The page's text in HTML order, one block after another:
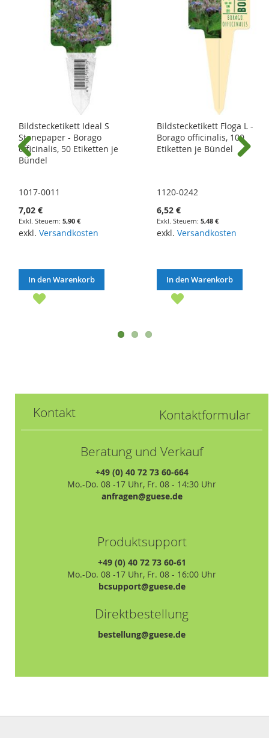
Bildstecketikett Ideal S
Stonepaper - Borago
officinalis, 50 Etiketten je
Bündel
1017-0011
7,02 €
5,90 €
exkl. Versandkosten
In den Warenkorb
Bildstecketikett Floga L -
Borago officinalis, 100
Etiketten je Bündel
1120-0242
6,52 €
5,48 €
exkl. Versandkosten
In den Warenkorb
Kontakt Kontaktformular
Beratung und Verkauf
+49 (0) 40 72 73 60-664
Mo.-Do. 08 -17 Uhr, Fr. 08 - 14:30 Uhr
anfragen@guese.de
Produktsupport
+49 (0) 40 72 73 60-61
Mo.-Do. 08 -17 Uhr, Fr. 08 - 16:00 Uhr
bcsupport@guese.de
Direktbestellung
bestellung@guese.de